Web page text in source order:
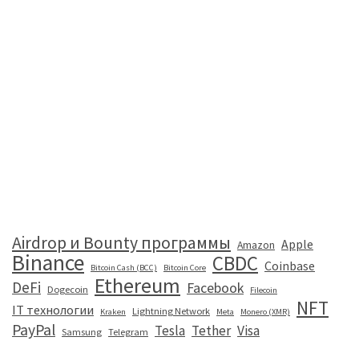
Airdrop и Bounty программы Amazon Apple
Binance Bitcoin Cash (BCC) Bitcoin Core CBDC Coinbase
DeFi Dogecoin Ethereum Facebook Filecoin
IT технологии Kraken Lightning Network Meta Monero (XMR) NFT
PayPal Samsung Telegram Tesla Tether Visa